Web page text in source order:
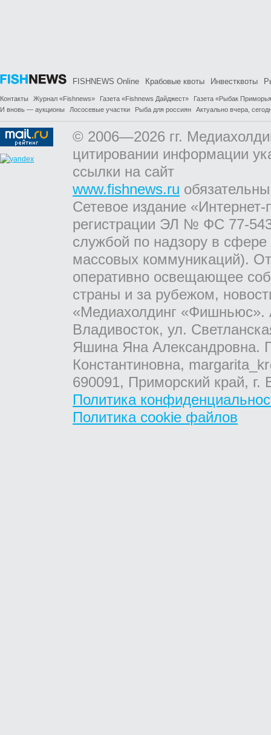
FISHNEWS Online Крабовые квоты Инвестквоты
Контакты Журнал «Fishnews» Газета «Fishnews Дайджест»
Газета «Рыбак
И вновь — аукционы
Лососевые участки Рыба для россиян Актуально вчера,
© 2006—2026 гг.
цитировании информации
ссылки на сайт
www.fishnews.ru
Сетевое издание
регистрации ЭЛ № ФС 77-
службой по надзору в
массовых коммуникаций).
оперативно освещающее
страны и за рубежом,
«Медиахолдинг «Фишньюс».
Владивосток, ул.
Яшина Яна Александровна.
Константиновна,
690091, Приморский край,
Политика
Политика cookie файлов